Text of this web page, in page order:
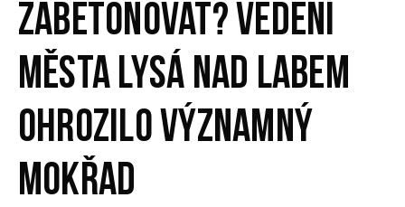
Zabetonovat? Vedení
města Lysá nad Labem
ohrozilo významný
mokřad